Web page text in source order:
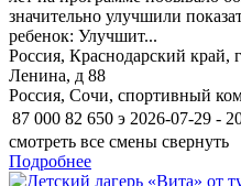
значительно улучшили
ребенок: Улучшит...
Россия, Краснодарский
Ленина, д 88
Россия, Сочи, спортивный
87 000 82 650 э 2026-07-29 -
смотреть все смены свернуть
Подробнее